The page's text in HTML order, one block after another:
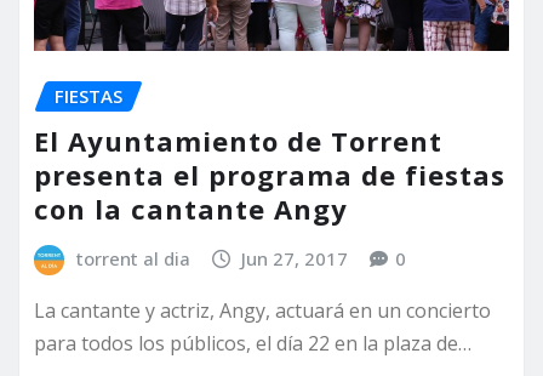
FIESTAS
El Ayuntamiento de Torrent
presenta el programa de fiestas
con la cantante Angy
torrent al dia Jun 27, 2017 0
La cantante y actriz, Angy, actuará en un concierto
para todos los públicos, el día 22 en la plaza de…